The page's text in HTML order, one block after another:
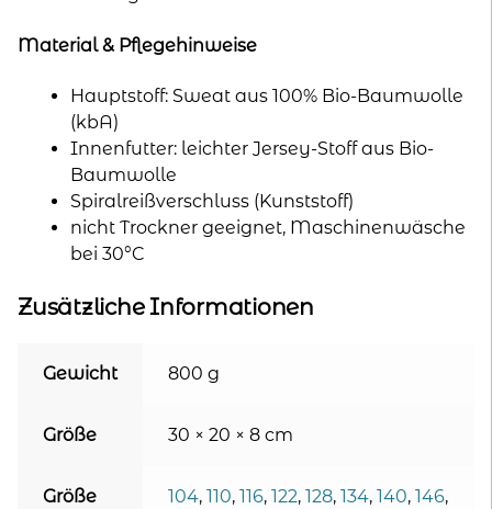
Material & Pflegehinweise
Hauptstoff: Sweat aus 100% Bio-Baumwolle
(kbA)
Innenfutter: leichter Jersey-Stoff aus Bio-
Baumwolle
Spiralreißverschluss (Kunststoff)
nicht Trockner geeignet, Maschinenwäsche
bei 30°C
Zusätzliche Informationen
Gewicht 800 g
Größe 30 × 20 × 8 cm
Größe 104, 110, 116, 122, 128, 134, 140, 146,